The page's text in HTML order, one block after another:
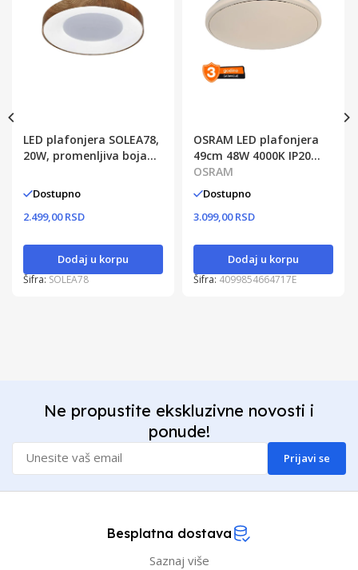
LED plafonjera SOLEA78,
20W, promenljiva boja
Dostupno
2.499,00 RSD
Dodaj u korpu
Šifra: SOLEA78
OSRAM LED plafonjera
49cm 48W 4000K IP20
bela
OSRAM
Dostupno
3.099,00 RSD
Dodaj u korpu
Šifra: 4099854664717E
Ne propustite ekskluzivne novosti i
ponude!
Prijavi se
Besplatna dostava
Saznaj više